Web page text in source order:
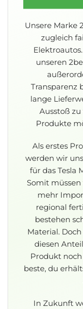
Unsere Marke
zugleich
unseren
Transparenz
lange
Ausstoß
Produkte
Als erstes
werden wir
für das Tesla
Somit
mehr
regional
bestehen
Material.
diesen
Produkt
beste, du
In Zukunft